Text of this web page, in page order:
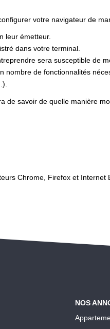
votre navigateur de
leur émetteur.
dans votre terminal.
sera susceptible de
nombre de fonctionnalités
de savoir de quelle manière
Chrome, Firefox et Internet
NOS